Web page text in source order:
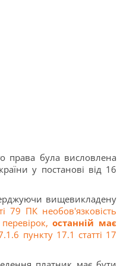
права була висловлена
у постанові від 16
вищевикладену
79 ПК необов'язковість
останній має
пункту 17.1 статті 17